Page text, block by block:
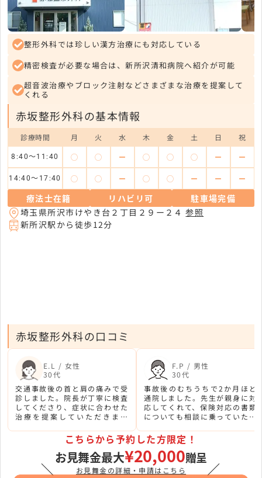
整形外科では珍しい漢方治療にも対応している
精密検査が必要な場合は、新所沢清和病院へ紹介が可能
超音波治療やブロック注射などさまざまな治療を提案して
くれる
赤坂整形外科の基本情報
診療時間 月 火 水 木 金 土 日 祝
8:40～11:40 ◯ ◯ ー ◯ ◯ ◯ ー ー
14:40～17:40 ◯ ◯ ー ◯ ◯ ー ー ー
療法士在籍 リハビリ可
駐車場完備
埼玉県所沢市けやき台２丁目２９ー２４参照
新所沢駅から徒歩12分
赤坂整形外科の口コミ
E.L / 女性
30代
交通事故後の首と肩の痛みで受
診しました。院長が丁寧に検査
してくださり、症状に合わせた
治療を提案していただきまし
ので安心感がありました。
F.P / 男性
30代
事故後のむちうちで2か月ほど
通院しました。先生が親身に対
応してくれて、保険対応の書類
についても相談に乗っていただ
フも優しかったです。
＼
こちらから予約した方限定！
お見舞金最大¥20,000贈呈
お見舞金の詳細・申請はこちら ／